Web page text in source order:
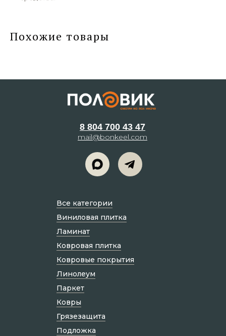
Похожие товары
8 804 700 43 47
mail@bonkeel.com
Все категории
Виниловая плитка
Ламинат
Ковровая плитка
Ковровые покрытия
Линолеум
Паркет
Ковры
Грязезащита
Подложка